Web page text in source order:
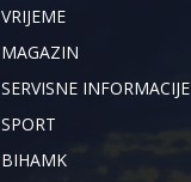
VRIJEME
MAGAZIN
SERVISNE INFORMACIJE
SPORT
BIHAMK